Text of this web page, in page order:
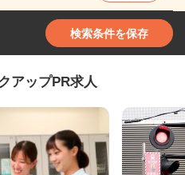
検索条件を保存
アップPR求人